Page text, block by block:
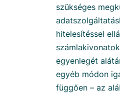
szükséges
hitelesítéssel
egyenlegét
egyéb módon
függően – az